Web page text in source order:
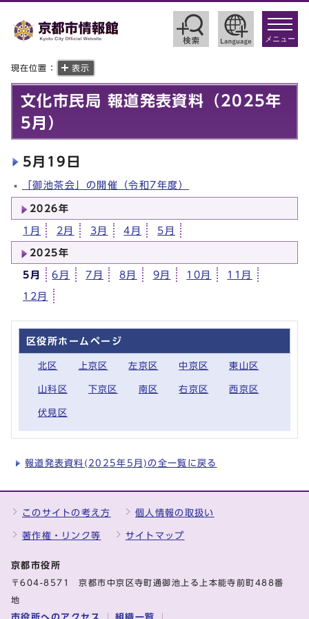
toggle
メニュー
現在位置： 表示
文化市民局 報道発表資料（2025年
5月）
5月19日
「御池茶会」の開催（令和7年度）
2026年
1月 2月 3月 4月 5月
2025年
5月 6月 7月 8月 9月 10月 11月
12月
区役所ホームページ
北区 上京区 左京区 中京区 東山区
山科区 下京区 南区 右京区 西京区
伏見区
報道発表資料(2025年5月)の全一覧に戻る
このサイトの考え方 個人情報の取扱い
著作権・リンク等 サイトマップ
京都市役所
〒604-8571 京都市中京区寺町通御池上る上本能寺前町488番
地